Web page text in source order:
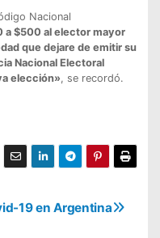
Nacional
a $500 al elector mayor
que dejare de emitir su
Nacional Electoral
elección», se recordó.
19 en Argentina